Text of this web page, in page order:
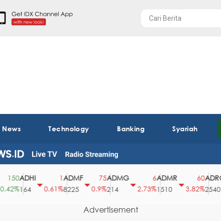
Technology Banking Syariah
ADHI
164
0.61%
ADMF
8225
0.9%
ADMG
214
2.73%
ADMR
1510
3.82%
ADRO
2540
Advertisement